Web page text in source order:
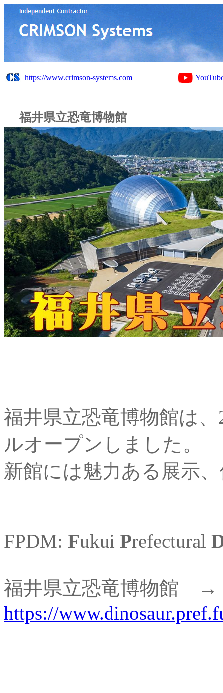
https://www.crimson-systems.com
福井県立恐竜博物館
福井県立恐竜博物館は
ルオープンしました。
新館には魅力ある展示
FPDM: Fukui Prefectural
福井県立恐竜博物館
https://